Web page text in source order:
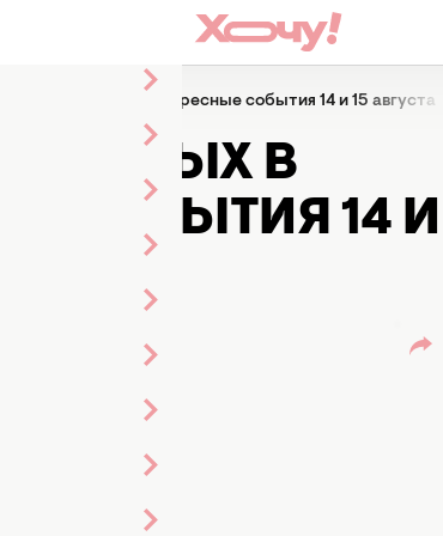
в Киеве: интересные события 14 и 15 августа
В
СОБЫТИЯ 14 И